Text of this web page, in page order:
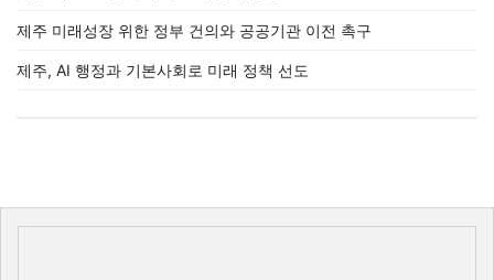
제주 미래성장 위한 정부 건의와 공공기관 이전 촉구
제주, AI 행정과 기본사회로 미래 정책 선도